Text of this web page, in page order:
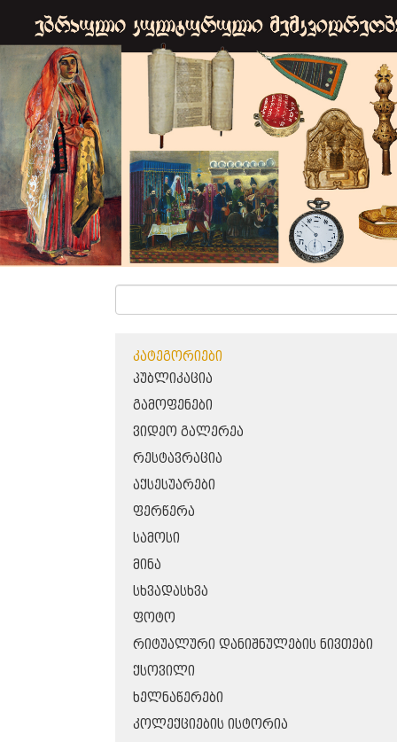
ᲙᲐᲢᲔᲒᲝᲠᲘᲔᲑᲘ
ᲞᲣᲑᲚᲘᲙᲐᲪᲘᲐ
ᲒᲐᲛᲝᲤᲔᲜᲔᲑᲘ
ᲕᲘᲓᲔᲝ ᲒᲐᲚᲔᲠᲔᲐ
ᲠᲔᲡᲢᲐᲕᲠᲐᲪᲘᲐ
ᲐᲥᲡᲔᲡᲣᲐᲠᲔᲑᲘ
ᲤᲔᲠᲬᲔᲠᲐ
ᲡᲐᲛᲝᲡᲘ
ᲛᲘᲜᲐ
ᲡᲮᲕᲐᲓᲐᲡᲮᲕᲐ
ᲤᲝᲢᲝ
ᲠᲘᲢᲣᲐᲚᲣᲠᲘ ᲓᲐᲜᲘᲨᲜᲣᲚᲔᲑᲘᲡ ᲜᲘᲕᲗᲔᲑᲘ
ᲥᲡᲝᲕᲘᲚᲘ
ᲮᲔᲚᲜᲐᲬᲔᲠᲔᲑᲘ
ᲙᲝᲚᲔᲥᲪᲘᲔᲑᲘᲡ ᲘᲡᲢᲝᲠᲘᲐ